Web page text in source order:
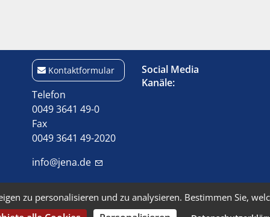
Kontaktformular
Telefon
0049 3641 49-0
Fax
0049 3641 49-2020
info@jena.de
Social Media
Kanäle:
Kontakt Barrierefreiheit
zu personalisieren und zu analysieren. Bestimmen Sie,